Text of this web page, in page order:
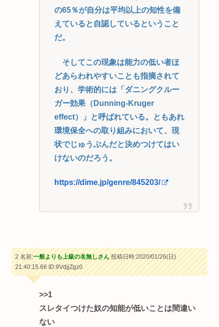
の65％が自分は平均以上の知性を備
えていると自認しているということ
だ。
そしてこの現象は能力の低い者ほ
どあらわれやすいことも指摘されて
おり、学術的には「ダニングクルー
ガー効果（Dunning-Kruger
effect）」と呼ばれている。ともあれ
環境保全への取り組みにおいて、現
状でじゅうぶんだと決めつけてはい
けないのだろう。
https://dime.jp/genre/845203/
2 名前:一般よりも上級の名無しさん投稿日時:2020/01/26(日)
21:40:15.66ID:9VdjjZgz0
>>1
スレタイつけた奴の知能が低いことは間違い
ない